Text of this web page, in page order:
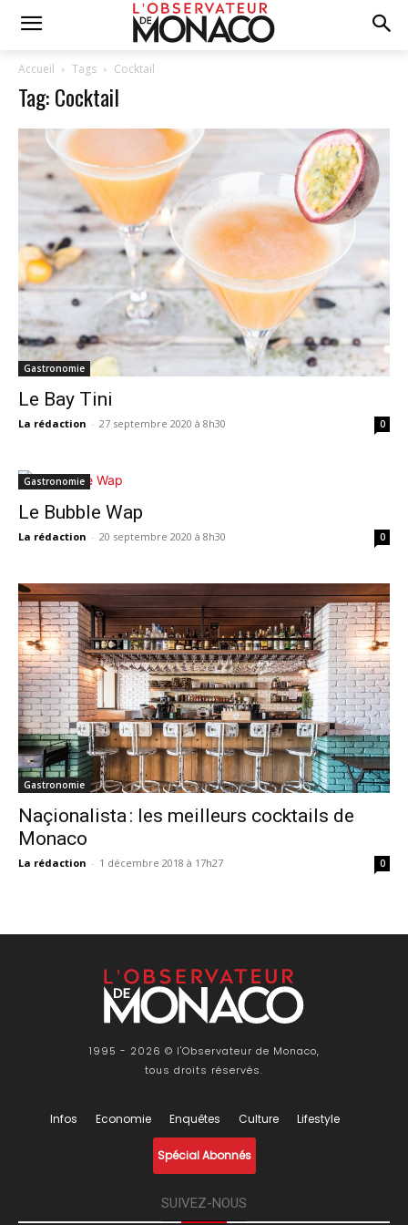
Accueil Tags Cocktail
Tag: Cocktail
Gastronomie
Le Bay Tini
La rédaction - 27 septembre 2020 à 8h30 0
Gastronomie
Le Bubble Wap
La rédaction - 20 septembre 2020 à 8h30 0
Gastronomie
Naçionalista : les meilleurs cocktails de
Monaco
La rédaction - 1 décembre 2018 à 17h27 0
1995 - 2026 © l'Observateur de Monaco,
tous droits réservés.
Infos Economie Enquêtes Culture Lifestyle
Spécial Abonnés
SUIVEZ-NOUS